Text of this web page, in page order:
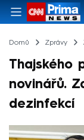
Domů Zprávy
Thajského
novinářů.
dezinfekcí